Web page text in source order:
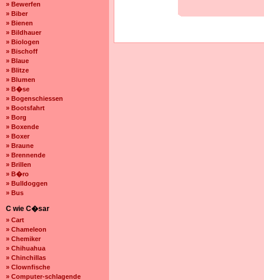
» Bewerfen
» Biber
» Bienen
» Bildhauer
» Biologen
» Bischoff
» Blaue
» Blitze
» Blumen
» B�se
» Bogenschiessen
» Bootsfahrt
» Borg
» Boxende
» Boxer
» Braune
» Brennende
» Brillen
» B�ro
» Bulldoggen
» Bus
C wie C�sar
» Cart
» Chameleon
» Chemiker
» Chihuahua
» Chinchillas
» Clownfische
» Computer-schlagende